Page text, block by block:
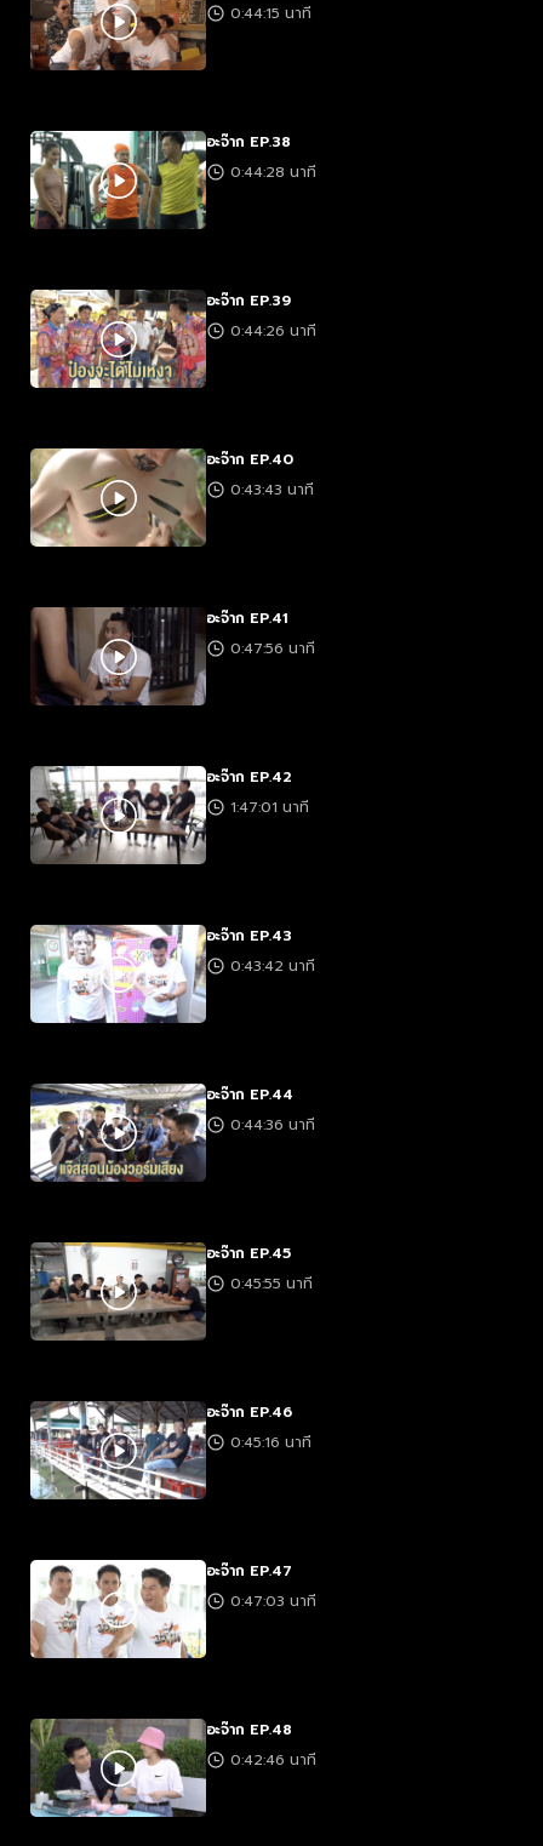
0:44:15 นาที
อะจ๊าก EP.38
0:44:28 นาที
อะจ๊าก EP.39
0:44:26 นาที
อะจ๊าก EP.40
0:43:43 นาที
อะจ๊าก EP.41
0:47:56 นาที
อะจ๊าก EP.42
1:47:01 นาที
อะจ๊าก EP.43
0:43:42 นาที
อะจ๊าก EP.44
0:44:36 นาที
อะจ๊าก EP.45
0:45:55 นาที
อะจ๊าก EP.46
0:45:16 นาที
อะจ๊าก EP.47
0:47:03 นาที
อะจ๊าก EP.48
0:42:46 นาที